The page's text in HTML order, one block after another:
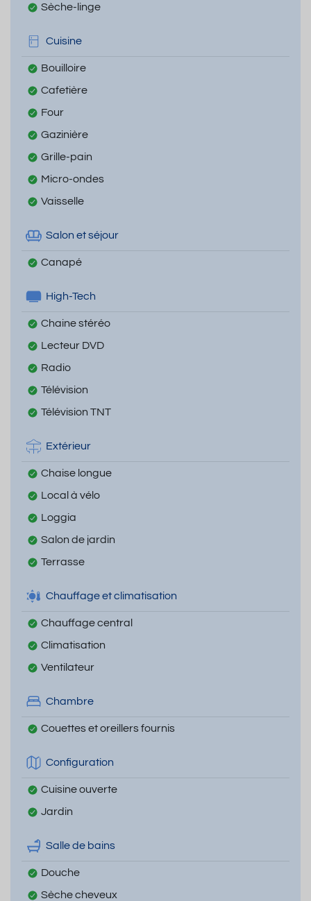
Sèche-linge
Cuisine
Bouilloire
Cafetière
Four
Gazinière
Grille-pain
Micro-ondes
Vaisselle
Salon et séjour
Canapé
High-Tech
Chaine stéréo
Lecteur DVD
Radio
Télévision
Télévision TNT
Extérieur
Chaise longue
Local à vélo
Loggia
Salon de jardin
Terrasse
Chauffage et climatisation
Chauffage central
Climatisation
Ventilateur
Chambre
Couettes et oreillers fournis
Configuration
Cuisine ouverte
Jardin
Salle de bains
Douche
Sèche cheveux